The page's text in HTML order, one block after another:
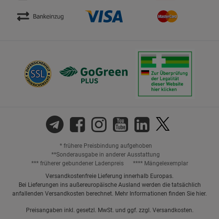
* frühere Preisbindung aufgehoben
**Sonderausgabe in anderer Ausstattung
*** früherer gebundener Ladenpreis
**** Mängelexemplar
Versandkostenfreie Lieferung innerhalb Europas.
Bei Lieferungen ins außereuropäische Ausland werden die tatsächlich
anfallenden Versandkosten berechnet. Mehr Informationen finden Sie hier.
Preisangaben inkl. gesetzl. MwSt. und ggf. zzgl. Versandkosten.